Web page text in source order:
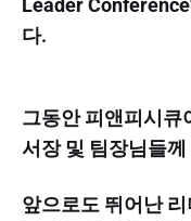
Leader
다.
그동안 피앤피시큐
서장 및 팀장님들
앞으로도 뛰어난